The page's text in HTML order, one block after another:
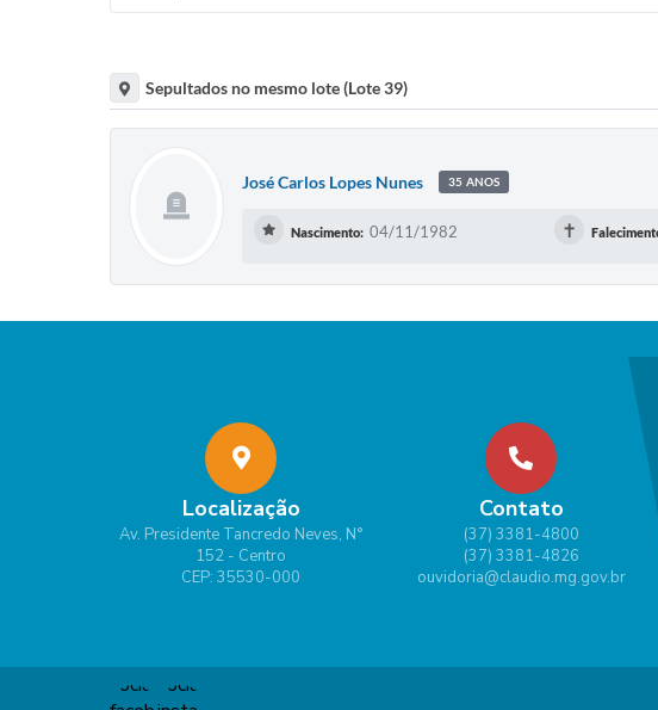
Sepultados no mesmo lote (Lote 39)
José Carlos Lopes Nunes 35 ANOS
Nascimento: 04/11/1982 ✝
Localização
Av. Presidente Tancredo Neves, N°
152 - Centro
CEP: 35530-000
Contato
(37) 3381-4800
(37) 3381-4826
ouvidoria@claudio.mg.gov.br